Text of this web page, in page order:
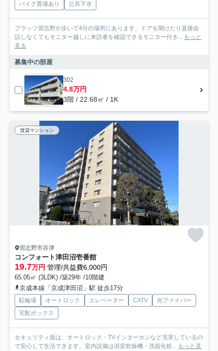
バイク置場あり
公共下水
プラッツ習志野が歩いて4分の場所にあります。ドアを開けたり直接会
話しなくてもモニター越しに来訪者を確認できるモニター付き... もっと
見る
募集中の部屋
302
4.8万円
3階 / 22.68㎡ / 1K
賃貸マンション
習志野市谷津
コンフォート津田沼壱番館
19.7万円 管理/共益費6,000円
65.05㎡ (3LDK) /築29年 /10階建
京成本線「京成津田沼」駅 徒歩17分
駐輪場 オートロック エレベーター CATV
光ファイバー
宅配ボックス
セキュリティ面は、オートロック・TVインターホンなど充実しているの
で安心して生活できます。室内設備は浴室乾燥機・洗面化粧... もっと見